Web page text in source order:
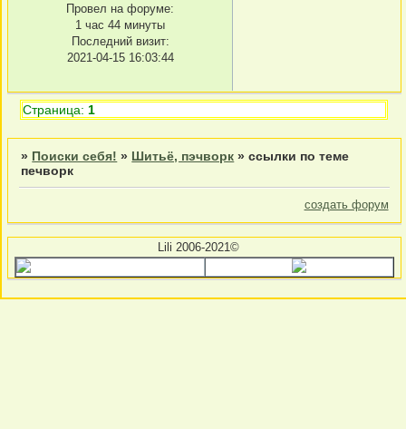
Провел на форуме:
1 час 44 минуты
Последний визит:
2021-04-15 16:03:44
Страница: 1
» Поиски себя! » Шитьё, пэчворк »ссылки по теме
печворк
создать форум
Lili 2006-2021©